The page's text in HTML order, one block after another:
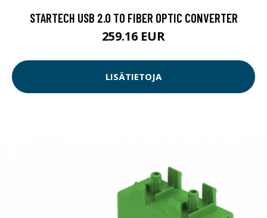
STARTECH USB 2.0 TO FIBER OPTIC CONVERTER
259.16 EUR
LISÄTIETOJA